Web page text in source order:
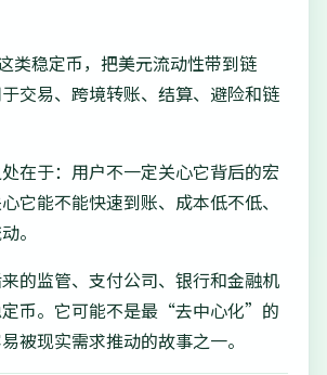
类稳定币，把美元流动性带到链
交易、跨境转账、结算、避险和链
在于：用户不一定关心它背后的宏
它能不能快速到账、成本低不低、
。
的监管、支付公司、银行和金融机
币。它可能不是最“去中心化”的
被现实需求推动的故事之一。